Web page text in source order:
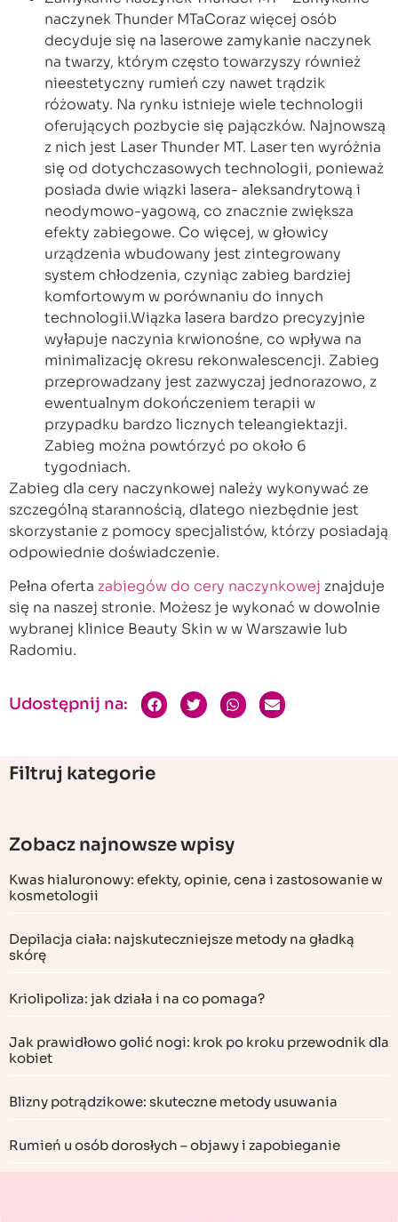
naczynek Thunder MTaCoraz więcej osób
decyduje się na laserowe zamykanie naczynek
na twarzy, którym często towarzyszy również
nieestetyczny rumień czy nawet trądzik
różowaty. Na rynku istnieje wiele technologii
oferujących pozbycie się pajączków. Najnowszą
z nich jest Laser Thunder MT. Laser ten wyróżnia
się od dotychczasowych technologii, ponieważ
posiada dwie wiązki lasera- aleksandrytową i
neodymowo-yagową, co znacznie zwiększa
efekty zabiegowe. Co więcej, w głowicy
urządzenia wbudowany jest zintegrowany
system chłodzenia, czyniąc zabieg bardziej
komfortowym w porównaniu do innych
technologii.Wiązka lasera bardzo precyzyjnie
wyłapuje naczynia krwionośne, co wpływa na
minimalizację okresu rekonwalescencji. Zabieg
przeprowadzany jest zazwyczaj jednorazowo, z
ewentualnym dokończeniem terapii w
przypadku bardzo licznych teleangiektazji.
Zabieg można powtórzyć po około 6
tygodniach.
Zabieg dla cery naczynkowej należy wykonywać ze
szczególną starannością, dlatego niezbędnie jest
skorzystanie z pomocy specjalistów, którzy posiadają
odpowiednie doświadczenie.
Pełna oferta zabiegów do cery naczynkowej znajduje
się na naszej stronie. Możesz je wykonać w dowolnie
wybranej klinice Beauty Skin w w Warszawie lub
Radomiu.
Udostępnij na:
Filtruj kategorie
Zobacz najnowsze wpisy
Kwas hialuronowy: efekty, opinie, cena i zastosowanie w
kosmetologii
Depilacja ciała: najskuteczniejsze metody na gładką
skórę
Kriolipoliza: jak działa i na co pomaga?
Jak prawidłowo golić nogi: krok po kroku przewodnik dla
kobiet
Blizny potrądzikowe: skuteczne metody usuwania
Rumień u osób dorosłych – objawy i zapobieganie